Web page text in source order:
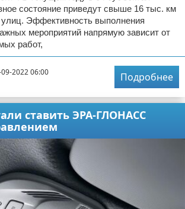
состояние приведут свыше 16 тыс. км
улиц. Эффективность выполнения
мероприятий напрямую зависит от
работ,
2022 06:00
Подробнее
ставить ЭРА-ГЛОНАСС